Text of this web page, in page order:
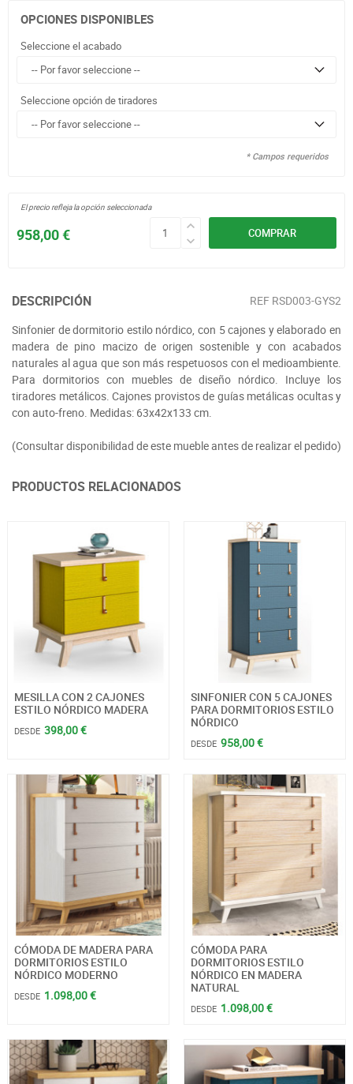
OPCIONES DISPONIBLES
Seleccione el acabado
Seleccione opción de tiradores
* Campos requeridos
COMPRAR
958,00 €
El precio refleja la opción seleccionada
DESCRIPCIÓN REF RSD003-GYS2
Sinfonier de dormitorio estilo nórdico, con 5 cajones y elaborado en
madera de pino macizo de origen sostenible y con acabados
naturales al agua que son más respetuosos con el medioambiente.
Para dormitorios con muebles de diseño nórdico. Incluye los
tiradores metálicos. Cajones provistos de guías metálicas ocultas y
con auto-freno. Medidas: 63x42x133 cm.
(Consultar disponibilidad de este mueble antes de realizar el pedido)
PRODUCTOS RELACIONADOS
MESILLA CON 2 CAJONES
ESTILO NÓRDICO MADERA
DESDE 398,00 €
SINFONIER CON 5 CAJONES
PARA DORMITORIOS ESTILO
NÓRDICO
DESDE 958,00 €
CÓMODA DE MADERA PARA
DORMITORIOS ESTILO
NÓRDICO MODERNO
DESDE 1.098,00 €
CÓMODA PARA
DORMITORIOS ESTILO
NÓRDICO EN MADERA
NATURAL
DESDE 1.098,00 €